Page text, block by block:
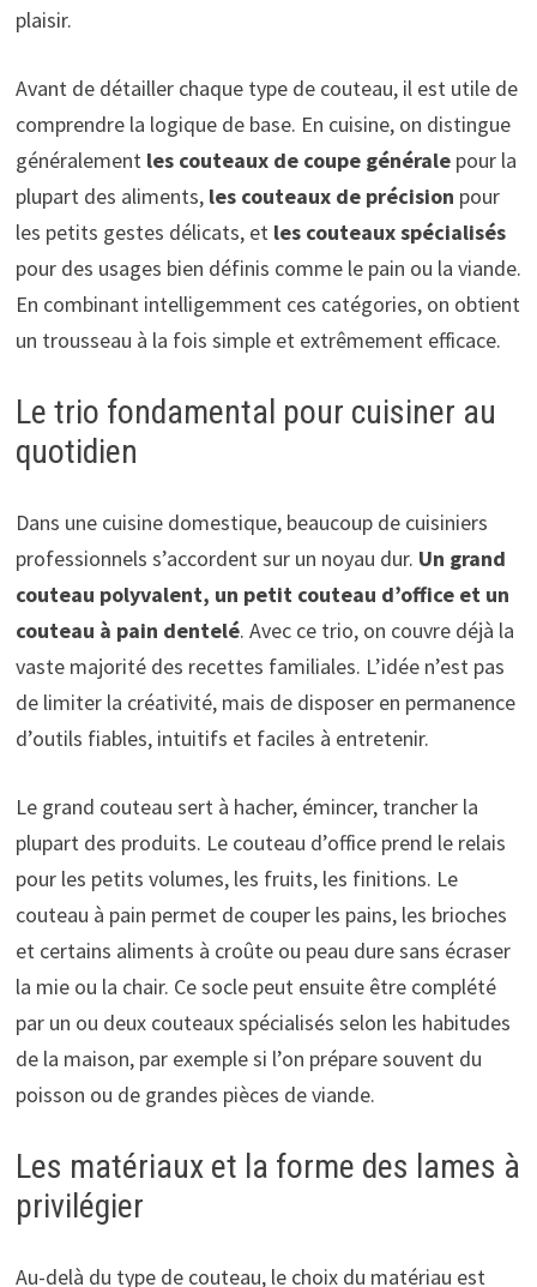
plaisir.
Avant de détailler chaque type de couteau, il est utile de
comprendre la logique de base. En cuisine, on distingue
généralement les couteaux de coupe généralepour la
plupart des aliments, les couteaux de précision pour
les petits gestes délicats, et les couteaux spécialisés
pour des usages bien définis comme le pain ou la viande.
En combinant intelligemment ces catégories, on obtient
un trousseau à la fois simple et extrêmement efficace.
Le trio fondamental pour cuisiner au
quotidien
Dans une cuisine domestique, beaucoup de cuisiniers
professionnels s’accordent sur un noyau dur. Un grand
couteau polyvalent, un petit couteau d’office et un
couteau à pain dentelé. Avec ce trio, on couvre déjà la
vaste majorité des recettes familiales. L’idée n’est pas
de limiter la créativité, mais de disposer en permanence
d’outils fiables, intuitifs et faciles à entretenir.
Le grand couteau sert à hacher, émincer, trancher la
plupart des produits. Le couteau d’office prend le relais
pour les petits volumes, les fruits, les finitions. Le
couteau à pain permet de couper les pains, les brioches
et certains aliments à croûte ou peau dure sans écraser
la mie ou la chair. Ce socle peut ensuite être complété
par un ou deux couteaux spécialisés selon les habitudes
de la maison, par exemple si l’on prépare souvent du
poisson ou de grandes pièces de viande.
Les matériaux et la forme des lames à
privilégier
Au-delà du type de couteau, le choix du matériau est